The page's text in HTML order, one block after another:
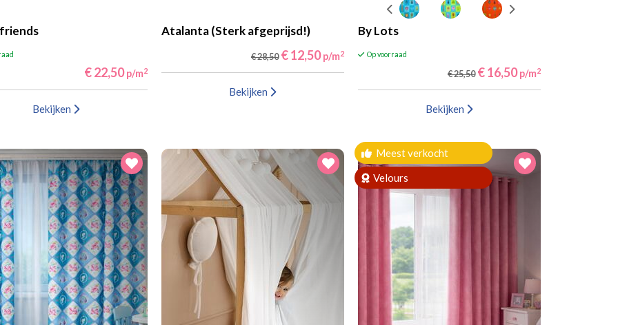
€ 22,50 p/m2
Bekijken
Atalanta (Sterk afgeprijsd!)
€ 28,50 € 12,50 p/m2
Bekijken
By Lots
Op voorraad
€ 25,50 € 16,50 p/m2
Bekijken
Meest verkocht
Velours